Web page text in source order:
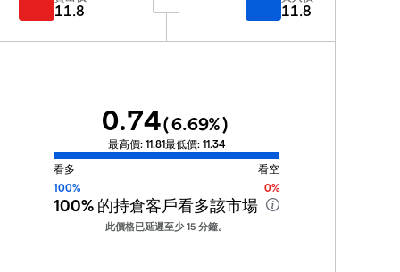
11.8 11.8
0.74(6.69%)
最高價: 11.81最低價: 11.34
看多
看空
100%
0%
100%的持倉客戶看多該市場
此價格已延遲至少 15 分鐘。